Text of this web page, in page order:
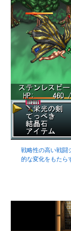
戦略性の高い戦闘
的な変化をもたら